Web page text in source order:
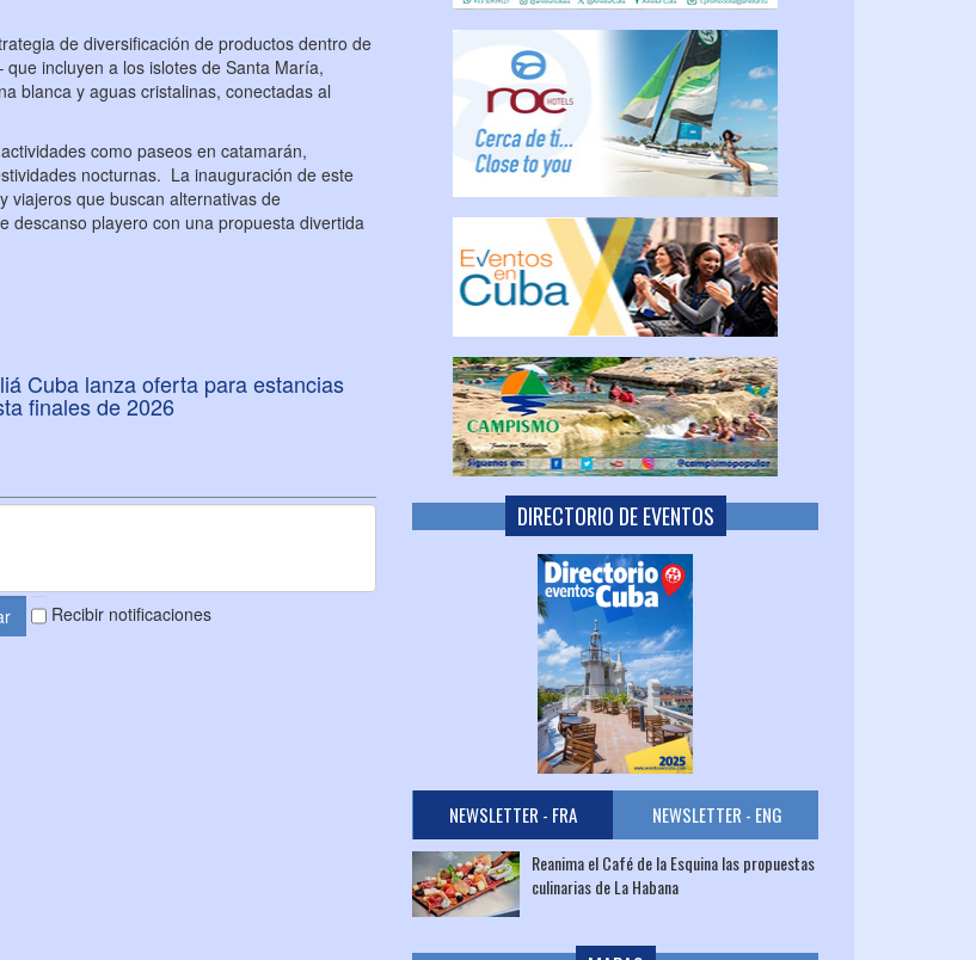
de diversificación de productos dentro de
incluyen a los islotes de Santa María,
blanca y aguas cristalinas, conectadas al
como paseos en catamarán,
nocturnas. La inauguración de este
viajeros que buscan alternativas de
descanso playero con una propuesta divertida
Cuba lanza oferta para estancias
finales de 2026
Recibir notificaciones
DIRECTORIO DE EVENTOS
NEWSLETTER - FRA NEWSLETTER - ENG
Reanima el Café de la Esquina las propuestas
culinarias de La Habana